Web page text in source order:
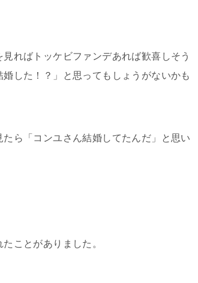
ればトッケビファンデあれば歓喜しそう
した！？」と思ってもしょうがないかも
ら「コンユさん結婚してたんだ」と思い
ことがありました。